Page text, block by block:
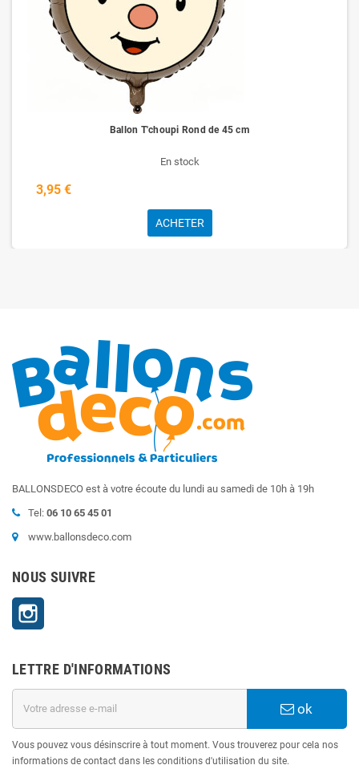
Ballon T'choupi Rond de 45 cm
En stock
3,95 €
ACHETER
BALLONSDECO est à votre écoute du lundi au samedi de 10h à 19h
Tel: 06 10 65 45 01
www.ballonsdeco.com
NOUS SUIVRE
LETTRE D'INFORMATIONS
ok
Vous pouvez vous désinscrire à tout moment. Vous trouverez pour cela nos
informations de contact dans les conditions d'utilisation du site.